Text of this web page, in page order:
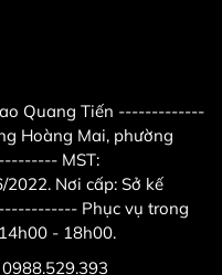
Quang Tiến -------------
Hoàng Mai, phường
MST:
Nơi cấp: Sở kế
Phục vụ trong
- 18h00.